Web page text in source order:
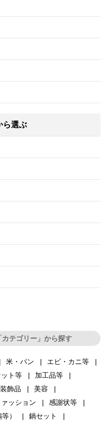
ら選ぶ
テゴリー」から探す
米・パン
エビ・カニ等
ト等
加工品等
飾品
美容
ァッション
感謝状等
）
鍋セット